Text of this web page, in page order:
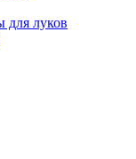
для луков